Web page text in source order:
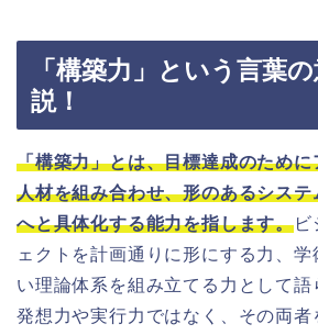
「構築力」という言葉
説！
「構築力」とは、目標達成のため
人材を組み合わせ、形のあるシス
へと具体化する能力を指します。
ェクトを計画通りに形にする力、学
い理論体系を組み立てる力として語
発想力や実行力ではなく、その両者